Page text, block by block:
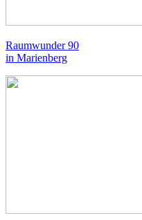
Raumwunder 90
in Marienberg